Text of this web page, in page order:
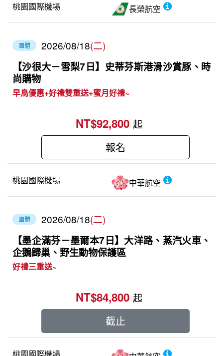
桃園國際機場 長榮航空
團體 2026/08/18(二)
【沙很大－雪梨7日】史蒂芬斯港滑沙賞豚、時
尚購物
早鳥優惠+好禮雙重送+蜜月好禮~
桃園國際機場 中華航空
NT$92,800 起
報名
團體 2026/08/18(二)
【墨企滿芬－墨爾本7日】大洋路、蒸汽火車、
企鵝歸巢、野生動物保護區
好禮三重送~
NT$84,800 起
截止